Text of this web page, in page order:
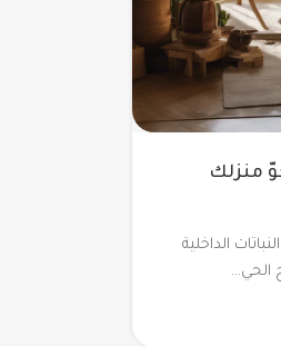
منزلك
الداخلية
الحي...